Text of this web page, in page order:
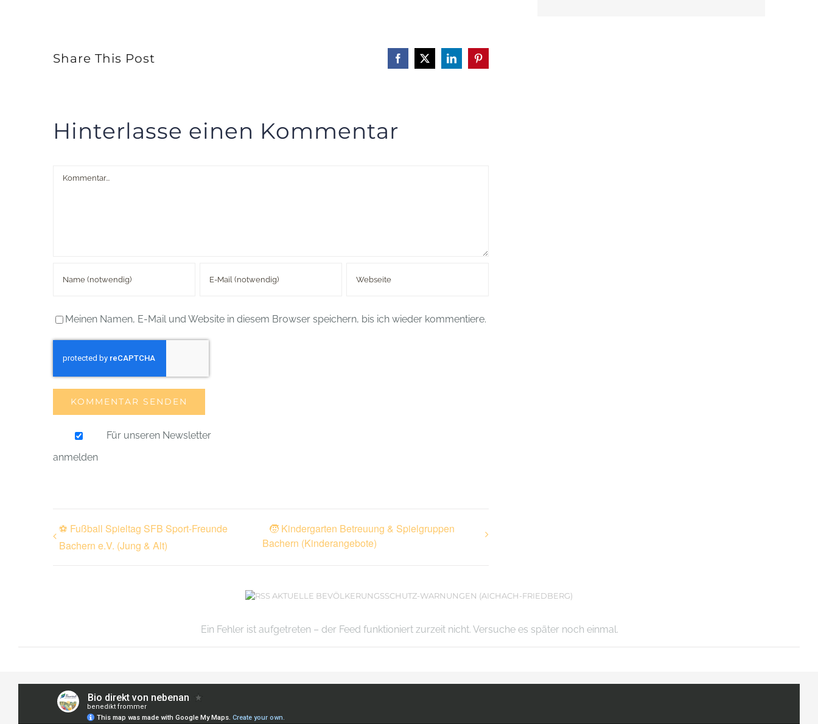
Share This Post Facebook
X LinkedInPinterest
Hinterlasse einen Kommentar
Kommentar
Meinen Namen, E-Mail und Website in diesem Browser speichern, bis ich wieder kommentiere.
Für unseren Newsletter
anmelden
⚽ Fußball Spieltag SFB Sport-Freunde
Bachern e.V. (Jung & Alt)
🧒 Kindergarten Betreuung & Spielgruppen
Bachern (Kinderangebote)
AKTUELLE BEVÖLKERUNGSSCHUTZ-WARNUNGEN (AICHACH-FRIEDBERG)
Ein Fehler ist aufgetreten – der Feed funktioniert zurzeit nicht. Versuche es später noch einmal.